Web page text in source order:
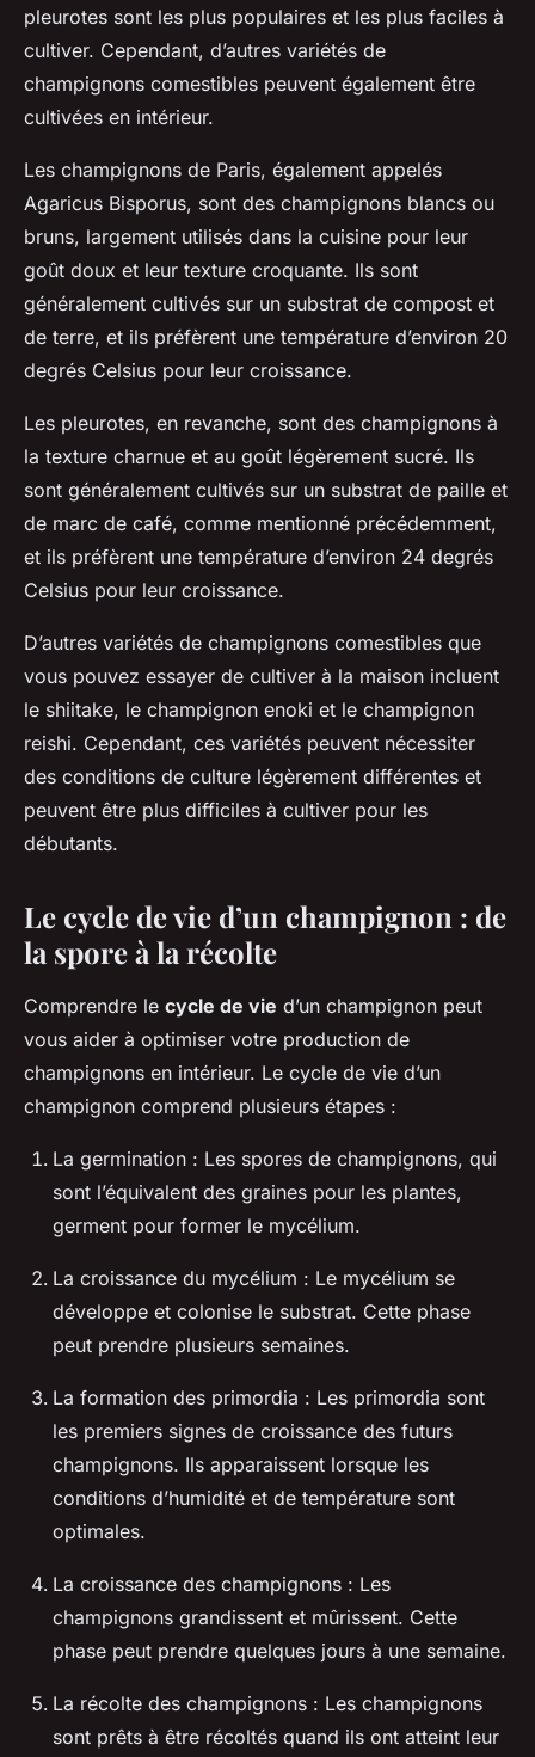
pleurotes sont les plus populaires et les plus faciles à
cultiver. Cependant, d’autres variétés de
champignons comestibles peuvent également être
cultivées en intérieur.
Les champignons de Paris, également appelés
Agaricus Bisporus, sont des champignons blancs ou
bruns, largement utilisés dans la cuisine pour leur
goût doux et leur texture croquante. Ils sont
généralement cultivés sur un substrat de compost et
de terre, et ils préfèrent une température d’environ 20
degrés Celsius pour leur croissance.
Les pleurotes, en revanche, sont des champignons à
la texture charnue et au goût légèrement sucré. Ils
sont généralement cultivés sur un substrat de paille et
de marc de café, comme mentionné précédemment,
et ils préfèrent une température d’environ 24 degrés
Celsius pour leur croissance.
D’autres variétés de champignons comestibles que
vous pouvez essayer de cultiver à la maison incluent
le shiitake, le champignon enoki et le champignon
reishi. Cependant, ces variétés peuvent nécessiter
des conditions de culture légèrement différentes et
peuvent être plus difficiles à cultiver pour les
débutants.
Le cycle de vie d’un champignon : de
la spore à la récolte
Comprendre le cycle de vie d’un champignon peut
vous aider à optimiser votre production de
champignons en intérieur. Le cycle de vie d’un
champignon comprend plusieurs étapes :
La germination : Les spores de champignons, qui
sont l’équivalent des graines pour les plantes,
germent pour former le mycélium.
La croissance du mycélium : Le mycélium se
développe et colonise le substrat. Cette phase
peut prendre plusieurs semaines.
La formation des primordia : Les primordia sont
les premiers signes de croissance des futurs
champignons. Ils apparaissent lorsque les
conditions d’humidité et de température sont
optimales.
La croissance des champignons : Les
champignons grandissent et mûrissent. Cette
phase peut prendre quelques jours à une semaine.
La récolte des champignons : Les champignons
sont prêts à être récoltés quand ils ont atteint leur